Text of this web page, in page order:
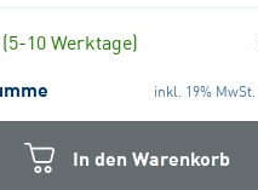
10 Werktage)
inkl. 19% MwSt.
In den Warenkorb